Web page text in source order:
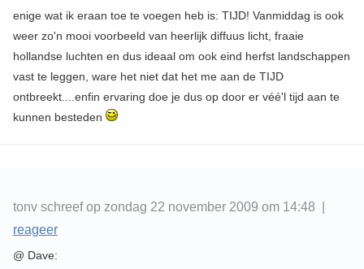
enige wat ik eraan toe te voegen heb is: TIJD! Vanmiddag is ook
weer zo'n mooi voorbeeld van heerlijk diffuus licht, fraaie
hollandse luchten en dus ideaal om ook eind herfst landschappen
vast te leggen, ware het niet dat het me aan de TIJD
ontbreekt....enfin ervaring doe je dus op door er véé'l tijd aan te
kunnen besteden
tonv schreef op zondag 22 november 2009 om 14:48 |
reageer
@ Dave: